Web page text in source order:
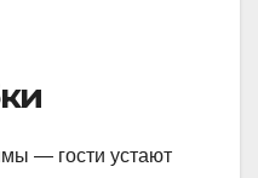
— гости устают